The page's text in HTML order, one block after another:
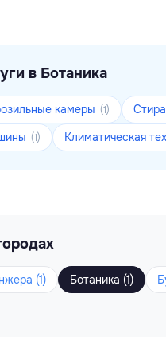
в Ботаника
камеры (1)
(1) Климатическая
(1) Ботаника (1)